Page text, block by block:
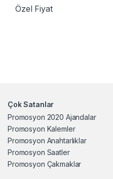
Özel Fiyat
Çok Satanlar
Promosyon 2020 Ajandalar
Promosyon Kalemler
Promosyon Anahtarlıklar
Promosyon Saatler
Promosyon Çakmaklar